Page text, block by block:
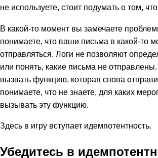
не используете, стоит подумать о том,
В какой-то момент вы замечаете
понимаете, что ваши письма в какой-то
отправляться. Логи не позволяют
или понять, какие письма не
вызвать функцию, которая снова
понимаете, что не знаете, для каких
вызывать эту функцию.
Здесь в игру вступает идемпотентность.
Убедитесь в